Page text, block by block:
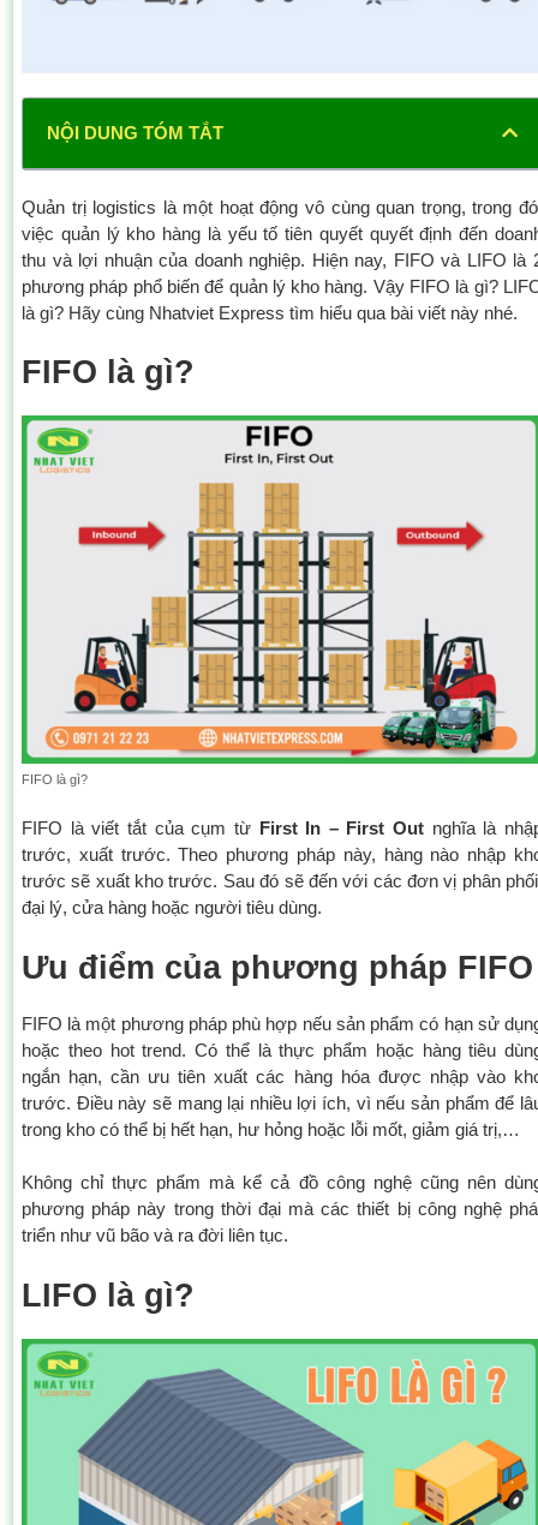
NỘI DUNG TÓM TẮT
Quản trị logistics là một hoạt động vô cùng quan trọng, trong
việc quản lý kho hàng là yếu tố tiên quyết quyết định đến
thu và lợi nhuận của doanh nghiệp. Hiện nay, FIFO và LIFO là
phương pháp phổ biến để quản lý kho hàng. Vậy FIFO là gì?
là gì? Hãy cùng Nhatviet Express tìm hiểu qua bài viết này nhé.
FIFO là gì?
FIFO là gì?
FIFO là viết tắt của cụm từ First In – First Out nghĩa là
trước, xuất trước. Theo phương pháp này, hàng nào nhập
trước sẽ xuất kho trước. Sau đó sẽ đến với các đơn vị phân
đại lý, cửa hàng hoặc người tiêu dùng.
Ưu điểm của phương pháp FIFO
FIFO là một phương pháp phù hợp nếu sản phẩm có hạn sử
hoặc theo hot trend. Có thể là thực phẩm hoặc hàng tiêu
ngắn hạn, cần ưu tiên xuất các hàng hóa được nhập vào
trước. Điều này sẽ mang lại nhiều lợi ích, vì nếu sản phẩm để
trong kho có thể bị hết hạn, hư hỏng hoặc lỗi mốt, giảm giá trị,…
Không chỉ thực phẩm mà kể cả đồ công nghệ cũng nên
phương pháp này trong thời đại mà các thiết bị công nghệ
triển như vũ bão và ra đời liên tục.
LIFO là gì?